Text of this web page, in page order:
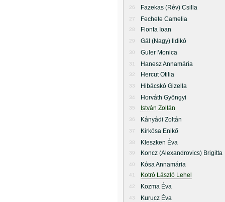
26 Fazekas (Rév) Csilla
27 Fechete Camelia
28 Flonta Ioan
29 Gál (Nagy) Ildikó
30 Guler Monica
31 Hanesz Annamária
32 Hercut Otilia
33 Hibácskó Gizella
34 Horváth Gyöngyi
35 István Zoltán
36 Kányádi Zoltán
37 Kirkósa Enikő
38 Kleszken Éva
39 Koncz (Alexandrovics) Brigitta
40 Kósa Annamária
41 Kotró László Lehel
42 Kozma Éva
43 Kurucz Éva